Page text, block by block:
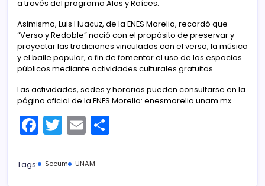
a través del programa Alas y Raíces.
Asimismo, Luis Huacuz, de la ENES Morelia, recordó que
“Verso y Redoble” nació con el propósito de preservar y
proyectar las tradiciones vinculadas con el verso, la música
y el baile popular, a fin de fomentar el uso de los espacios
públicos mediante actividades culturales gratuitas.
Las actividades, sedes y horarios pueden consultarse en la
página oficial de la ENES Morelia: enesmorelia.unam.mx.
F
a
c
T
w
itt
E
m
ai
Tags: Secum UNAM